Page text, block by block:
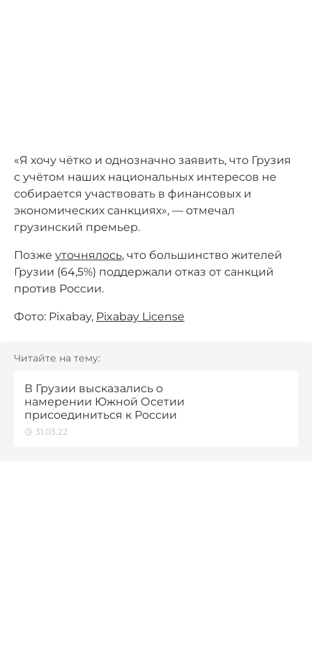
«Я хочу чётко и однозначно заявить, что Грузия
с учётом наших национальных интересов не
собирается участвовать в финансовых и
экономических санкциях», — отмечал
грузинский премьер.
Позже уточнялось, что большинство жителей
Грузии (64,5%) поддержали отказ от санкций
против России.
Фото: Pixabay, Pixabay License
Читайте на тему:
В Грузии высказались о
намерении Южной Осетии
присоединиться к России
31.03.22